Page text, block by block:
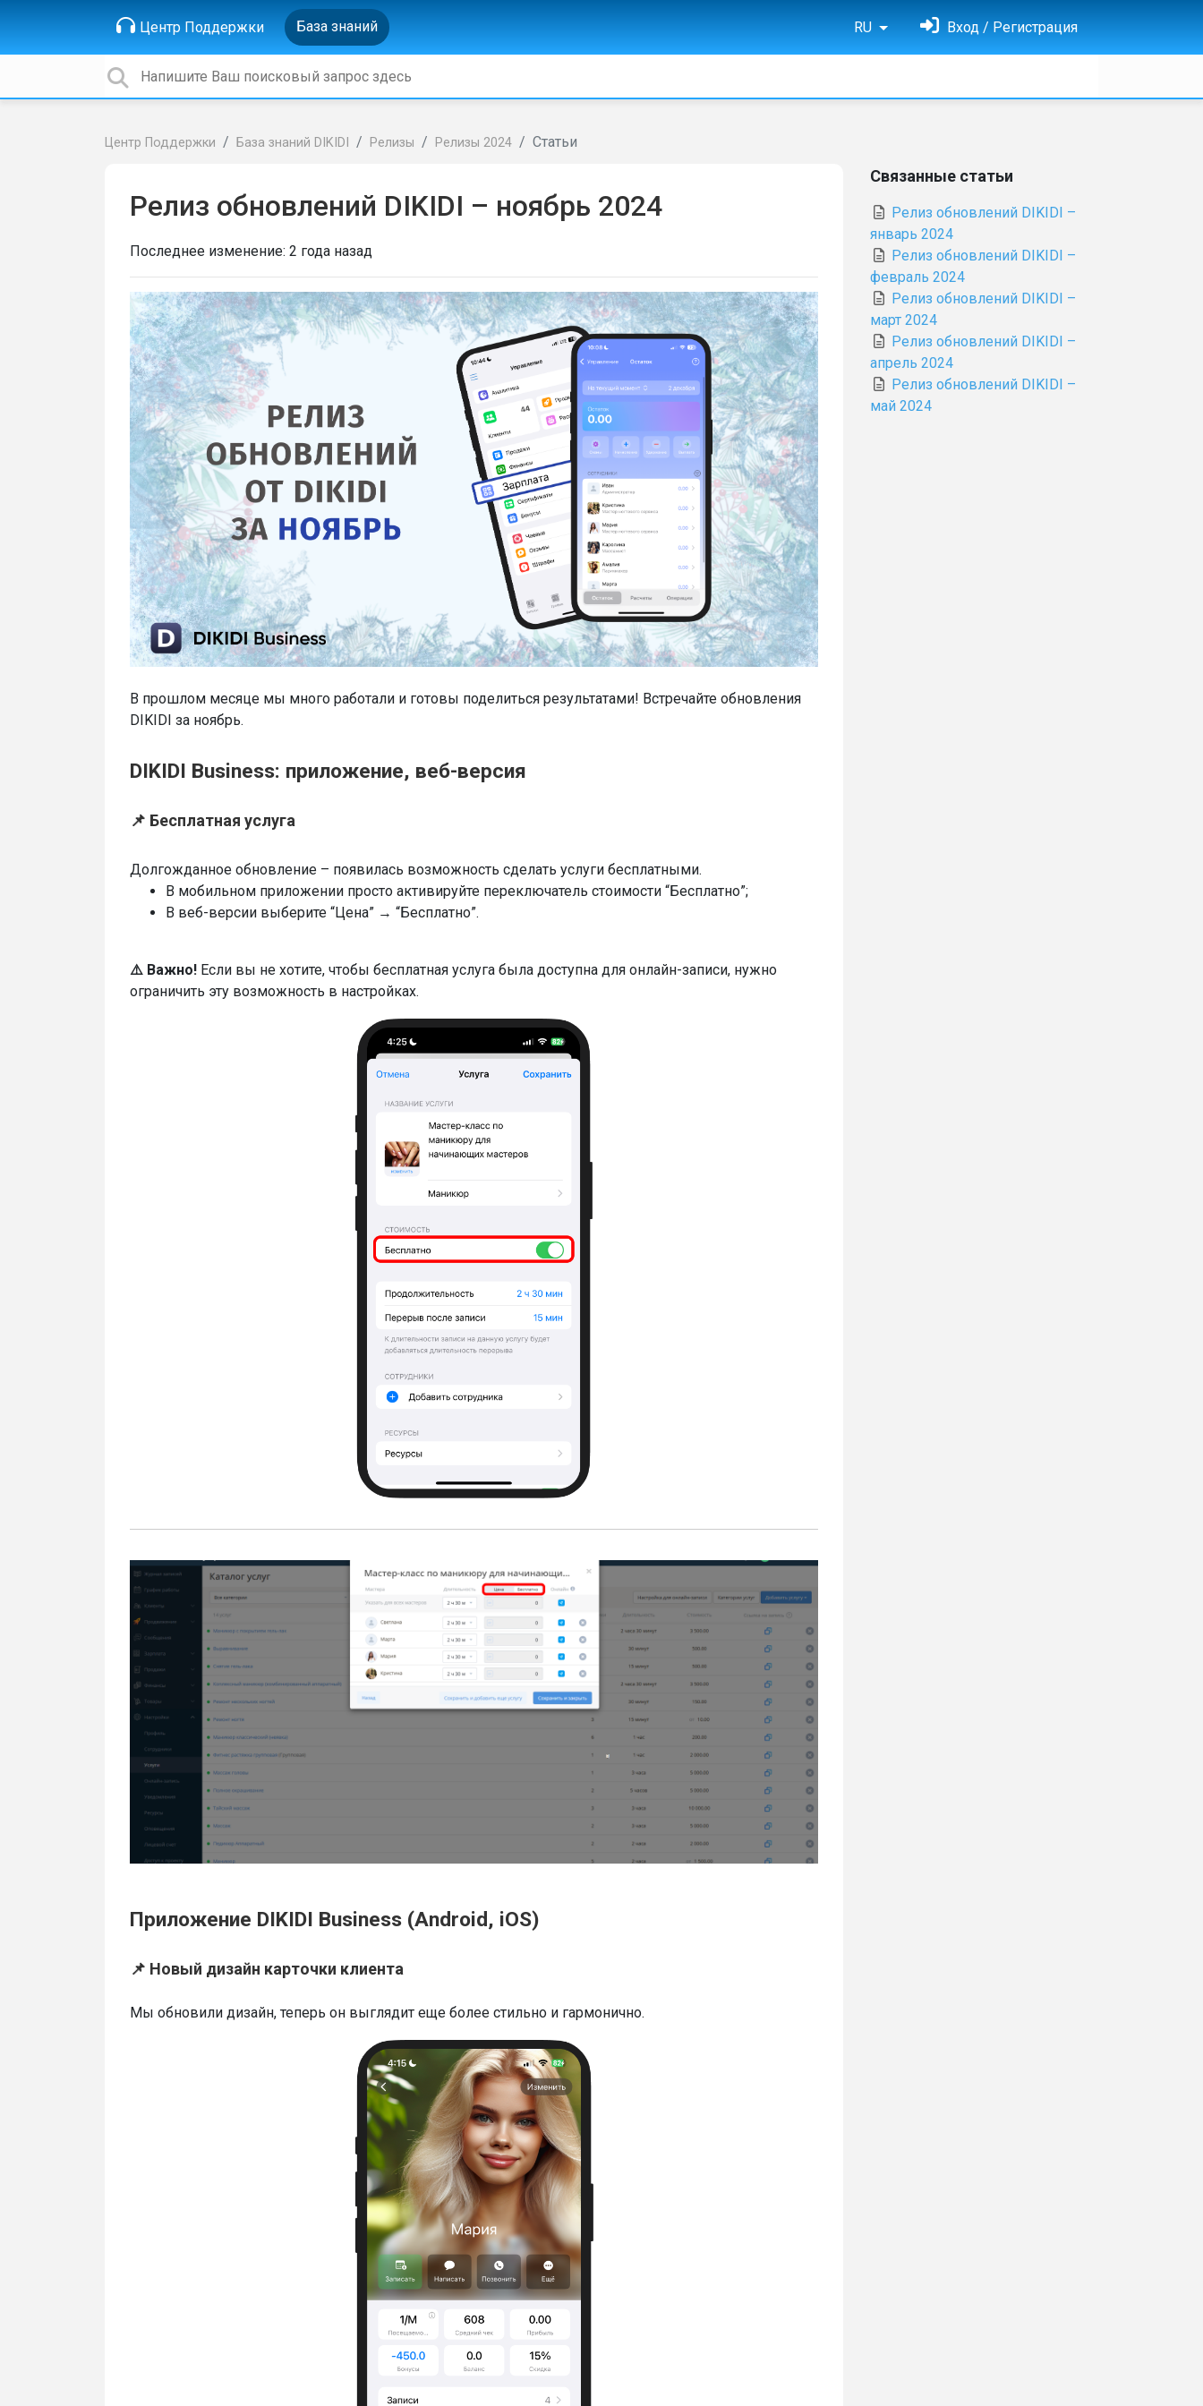
Центр Поддержки База знаний RU Вход / Регистрация
Центр Поддержки База знаний DIKIDI Релизы Релизы 2024 Статьи
Релиз обновлений DIKIDI – ноябрь 2024
Последнее изменение: 2 года назад
В прошлом месяце мы много работали и готовы поделиться результатами! Встречайте обновления
DIKIDI за ноябрь.
DIKIDI Business: приложение, веб-версия
📌 Бесплатная услуга
Долгожданное обновление – появилась возможность сделать услуги бесплатными.
В мобильном приложении просто активируйте переключатель стоимости “Бесплатно”;
В веб-версии выберите “Цена” → “Бесплатно”.
⚠️ Важно! Если вы не хотите, чтобы бесплатная услуга была доступна для онлайн-записи, нужно
ограничить эту возможность в настройках.
Приложение DIKIDI Business (Android, iOS)
📌 Новый дизайн карточки клиента
Мы обновили дизайн, теперь он выглядит еще более стильно и гармонично.
Связанные статьи
Релиз обновлений DIKIDI –
январь 2024
Релиз обновлений DIKIDI –
февраль 2024
Релиз обновлений DIKIDI –
март 2024
Релиз обновлений DIKIDI –
апрель 2024
Релиз обновлений DIKIDI –
май 2024